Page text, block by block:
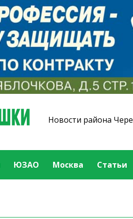
Новости района
ЮЗАО Москва Статьи